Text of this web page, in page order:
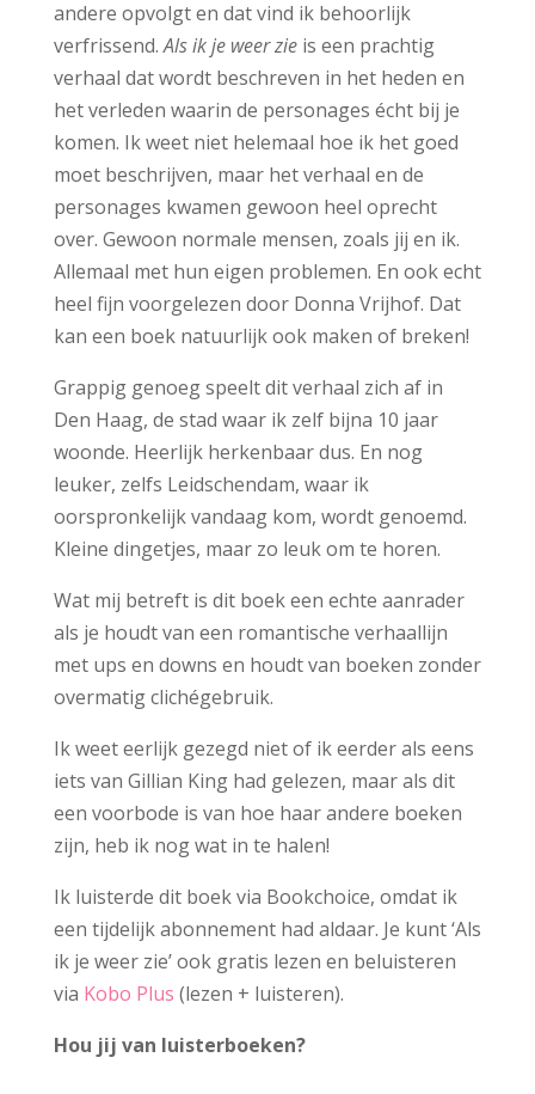
andere opvolgt en dat vind ik behoorlijk
verfrissend.Als ik je weer zieis een prachtig
verhaal dat wordt beschreven in het heden en
het verleden waarin de personages écht bij je
komen. Ik weet niet helemaal hoe ik het goed
moet beschrijven, maar het verhaal en de
personages kwamen gewoon heel oprecht
over. Gewoon normale mensen, zoals jij en ik.
Allemaal met hun eigen problemen. En ook echt
heel fijn voorgelezen door Donna Vrijhof. Dat
kan een boek natuurlijk ook maken of breken!
Grappig genoeg speelt dit verhaal zich af in
Den Haag, de stad waar ik zelf bijna 10 jaar
woonde. Heerlijk herkenbaar dus. En nog
leuker, zelfs Leidschendam, waar ik
oorspronkelijk vandaag kom, wordt genoemd.
Kleine dingetjes, maar zo leuk om te horen.
Wat mij betreft is dit boek een echte aanrader
als je houdt van een romantische verhaallijn
met ups en downs en houdt van boeken zonder
overmatig clichégebruik.
Ik weet eerlijk gezegd niet of ik eerder als eens
iets van Gillian King had gelezen, maar als dit
een voorbode is van hoe haar andere boeken
zijn, heb ik nog wat in te halen!
Ik luisterde dit boek via Bookchoice, omdat ik
een tijdelijk abonnement had aldaar. Je kunt ‘Als
ik je weer zie’ ook gratis lezen en beluisteren
via Kobo Plus (lezen + luisteren).
Hou jij van luisterboeken?